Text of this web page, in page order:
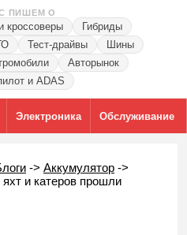
ПИШЕМ О
кроссоверы
Гибриды
Тест-драйвы
Шины
Авторынок
и ADAS
Электроника Обслуживание
-> Аккумулятор ->
и катеров прошли